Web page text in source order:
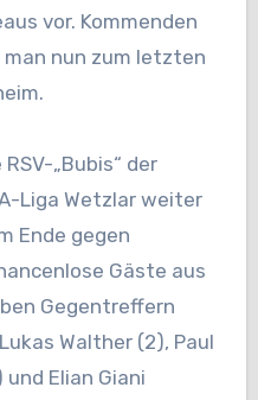
vor. Kommenden
man nun zum letzten
„Bubis“ der
Liga Wetzlar weiter
Ende gegen
Gäste aus
Gegentreffern
Walther (2), Paul
Elian Giani